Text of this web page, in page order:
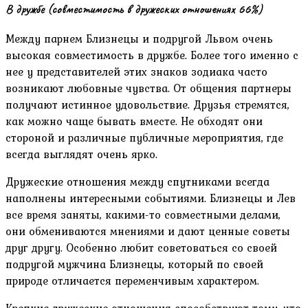
В дружбе (совместимость в дружеских отношениях 66%)
Между парнем Близнецы и подругой Львом очень
высокая совместимость в дружбе. Более того именно с
нее у представителей этих знаков зодиака часто
возникают любовные чувства. От общения партнеры
получают истинное удовольствие. Друзья стремятся,
как можно чаще бывать вместе. Не обходят они
стороной и различные публичные мероприятия, где
всегда выглядят очень ярко.
Дружеские отношения между спутниками всегда
наполнены интересными событиями. Близнецы и Лев
все время заняты, какими-то совместными делами,
они обмениваются мнениями и дают ценные советы
друг другу. Особенно любит советоваться со своей
подругой мужчина Близнецы, который по своей
природе отличается переменчивым характером.